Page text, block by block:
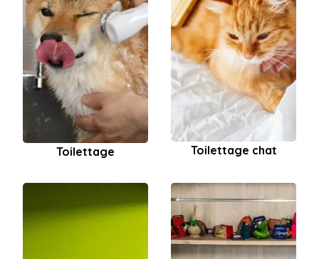
Toilettage Toilettage chat